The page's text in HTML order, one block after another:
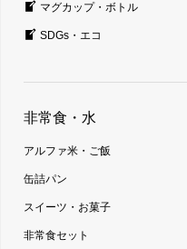
マグカップ・ボトル
SDGs・エコ
非常食・水
アルファ米・ご飯
缶詰パン
スイーツ・お菓子
非常食セット